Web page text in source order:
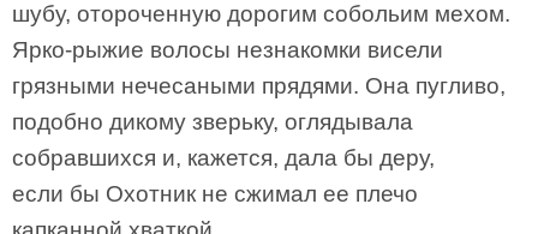
шубу, отороченную дорогим собольим мехом.
Ярко-рыжие волосы незнакомки висели
грязными нечесаными прядями. Она пугливо,
подобно дикому зверьку, оглядывала
собравшихся и, кажется, дала бы деру,
если бы Охотник не сжимал ее плечо